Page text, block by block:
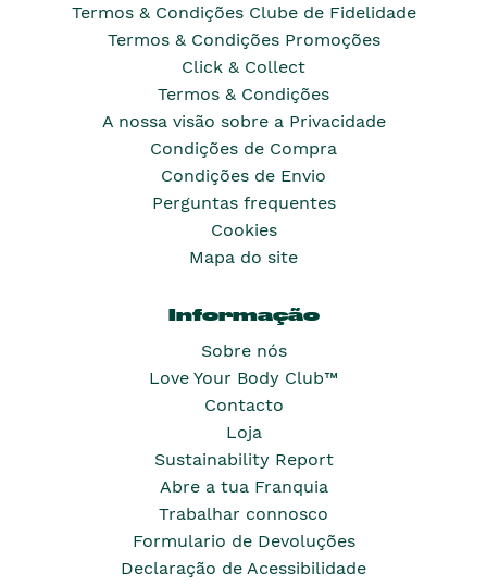
Termos & Condições Clube de Fidelidade
Termos & Condições Promoções
Click & Collect
Termos & Condições
A nossa visão sobre a Privacidade
Condições de Compra
Condições de Envio
Perguntas frequentes
Cookies
Mapa do site
Informação
Sobre nós
Love Your Body Club™
Contacto
Loja
Sustainability Report
Abre a tua Franquia
Trabalhar connosco
Formulario de Devoluções
Declaração de Acessibilidade